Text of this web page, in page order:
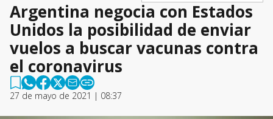
Argentina negocia con Estados
Unidos la posibilidad de enviar
vuelos a buscar vacunas contra
el coronavirus
27 de mayo de 2021 | 08:37